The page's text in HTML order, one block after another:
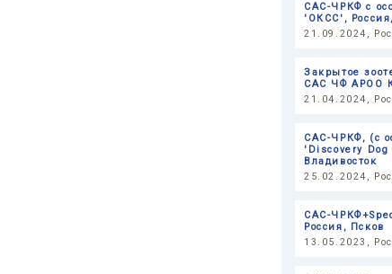
САС-ЧРКФ с
'ОКСС',
21.09.2024,
Закрытое
САС ЧФ АРОО
21.04.2024,
САС-ЧРКФ, (с
'Discovery Dog
Владивосток
25.02.2024,
САС-
Россия, Псков
13.05.2023,